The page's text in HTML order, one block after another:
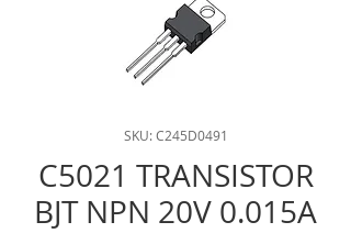
SKU: C245D0491
C5021 TRANSISTOR
BJT NPN 20V 0.015A